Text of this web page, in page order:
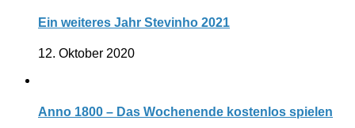
Ein weiteres Jahr Stevinho 2021
12. Oktober 2020
Anno 1800 – Das Wochenende kostenlos spielen